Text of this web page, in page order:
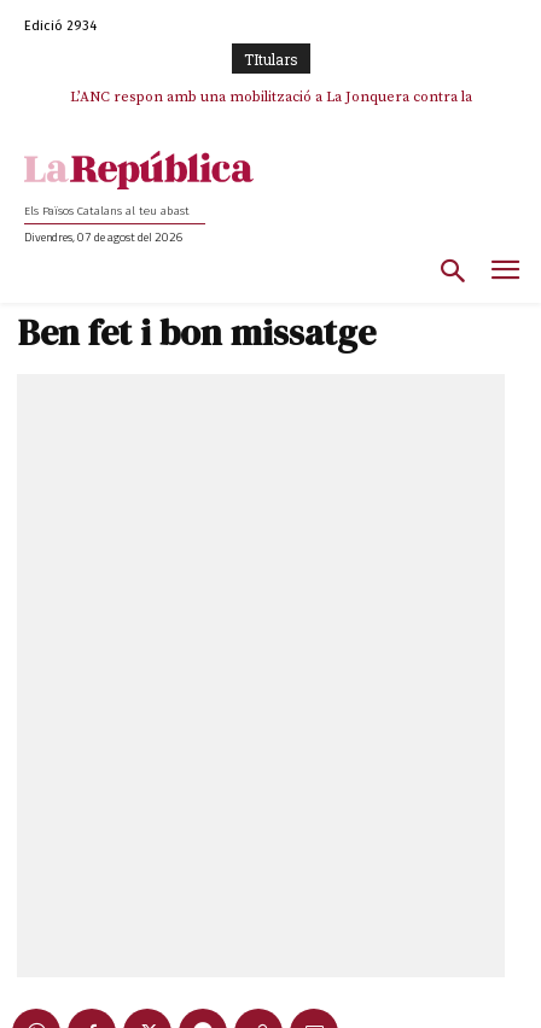
Edició 2934
TItulars
L’ANC respon amb una mobilització a La Jonquera contra la
Els Països Catalans al teu abast
Divendres, 07 de agost del 2026
Ben fet i bon missatge